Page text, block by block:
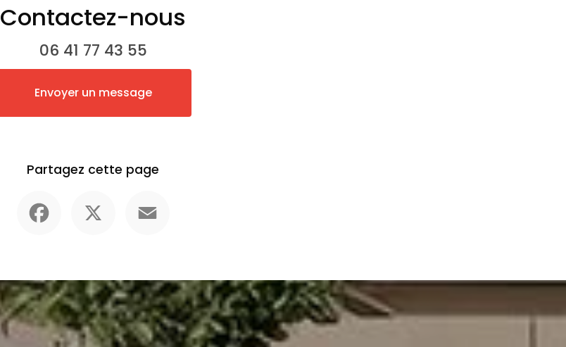
Contactez-nous
06 41 77 43 55
Envoyer un message
Partagez cette page